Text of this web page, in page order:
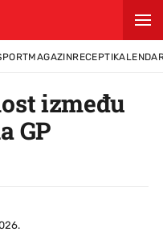
MAGAZINRECEPTI
između
GP